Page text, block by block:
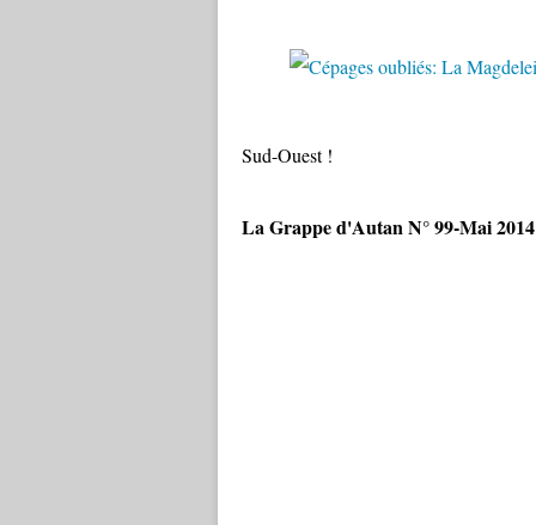
Sud-Ouest !
La Grappe d'Autan N° 99-Mai 2014